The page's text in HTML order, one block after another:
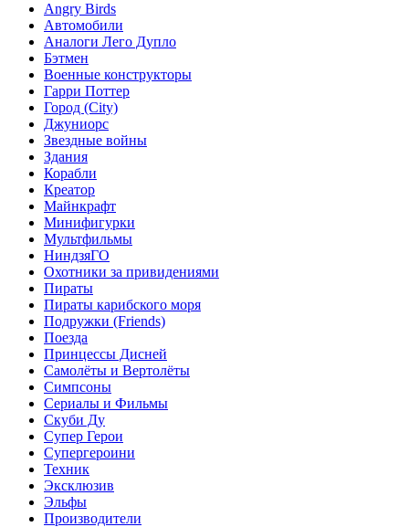
Angry Birds
Автомобили
Аналоги Лего Дупло
Бэтмен
Военные конструкторы
Гарри Поттер
Город (City)
Джуниорс
Звездные войны
Здания
Корабли
Креатор
Майнкрафт
Минифигурки
Мультфильмы
НиндзяГО
Охотники за привидениями
Пираты
Пираты карибского моря
Подружки (Friends)
Поезда
Принцессы Дисней
Самолёты и Вертолёты
Симпсоны
Сериалы и Фильмы
Скуби Ду
Супер Герои
Супергероини
Техник
Эксклюзив
Эльфы
Производители